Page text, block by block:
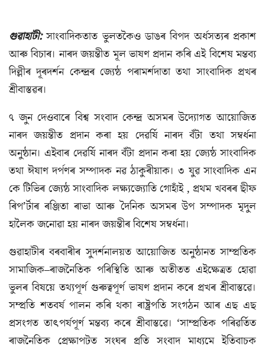
গুৱাহাটী: সাংবাদিকতাত ভুলতকৈও ডাঙৰ বিপদ অৰ্ধসত্যৰ প্ৰকাশ
আৰু বিচাৰ। নাৰদ জয়ন্তীত মূল ভাষণ প্ৰদান কৰি এই বিশেষ মন্তব্য
দিল্লীৰ দূৰদৰ্শন কেন্দ্ৰৰ জ্যেষ্ঠ পৰামৰ্শদাতা তথা সাংবাদিক প্ৰখৰ
শ্ৰীবাস্তৱৰ।
৭ জুন দেওবাৰে বিশ্ব সংবাদ কেন্দ্ৰ অসমৰ উদ্যোগত আয়োজিত
নাৰদ জয়ন্তীত প্ৰদান কৰা হয় দেৱৰ্ষি নাৰদ বঁটা তথা সম্বৰ্ধনা
অনুষ্ঠান। এইবাৰ দেৱৰ্ষি নাৰদ বঁটা প্ৰদান কৰা হয় জ্যেষ্ঠ সাংবাদিক
তথা ঈষাণ দৰ্পণৰ সম্পাদক নৱ ঠাকুৰীয়াক। ৩ যুৱ সাংবাদিক এন
কে টিভিৰ জ্যেষ্ঠ সাংবাদিক লক্ষ্যজ্যোতি গোহাঁই , প্ৰথম খবৰৰ ছীফ
ৰিপ’ৰ্টাৰ ৰঞ্জিতা ৰাভা আৰু দৈনিক অসমৰ উপ সম্পাদক মৃদুল
হালৈক জনোৱা হয় নাৰদ জয়ন্তীৰ বিশেষ সম্বৰ্ধনা।
গুৱাহাটীৰ বৰবাৰীৰ সুদৰ্শনালয়ত আয়োজিত অনুষ্ঠানত সাম্প্ৰতিক
সামাজিক–ৰাজনৈতিক পৰিস্থিতি আৰু অতীতত এইক্ষেত্ৰত হোৱা
ভুলৰ বিষয়ে তথ্যপূৰ্ণ গুৰুত্বপূৰ্ণ ভাষণ প্ৰদান কৰে প্ৰখৰ শ্ৰীবাস্তৱে।
সম্প্ৰতি শতবৰ্ষ পালন কৰি থকা ৰাষ্ট্রপতি সংগঠন আৰ এছ এছ
প্ৰসংগত তাৎপৰ্যপূৰ্ণ মন্তব্য কৰে শ্ৰীবাস্তৱে। ‘সাম্প্ৰতিক পৰিৱৰ্তিত
ৰাজনৈতিক প্ৰেক্ষাপটত সংঘৰ প্ৰতি সংবাদ মাধ্যমে ইতিবাচক